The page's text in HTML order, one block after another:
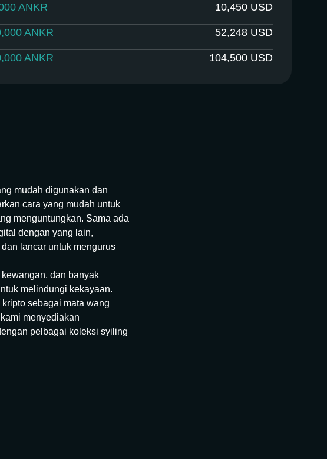
ANKR 10,450 USD
ANKR 52,248 USD
ANKR 104,500 USD
mudah digunakan dan
cara yang mudah untuk
menguntungkan. Sama ada
dengan yang lain,
lancar untuk mengurus
dan banyak
melindungi kekayaan.
sebagai mata wang
menyediakan
pelbagai koleksi syiling